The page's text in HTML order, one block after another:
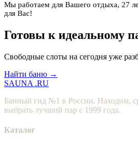
Мы работаем для Вашего отдыха, 27
для Вас!
Готовы к идеальному
Свободные слоты на сегодня уже
Найти баню →
SAUNA .RU
Банный гид №1 в России. Находим,
выбрать лучший пар с 1999 года.
Каталог